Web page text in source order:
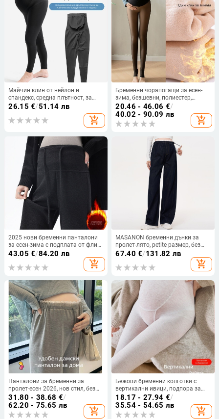
Майчин клин от нейлон и
спандекс, средна плътност, за
пълен срок, стегнат силует
26.15 €/51.14 лв
add_shopping_cart
Бременни чорапогащи за есен-
зима, безшевни, полиестер,
плътни, висока еластичност
20.46 - 46.06 €/
40.02 - 90.09 лв
add_shopping_cart
2025 нови бременни панталони
за есен-зима с подплата от флис,
леко разкроени, универсални
дълги панталони за дребнички
майки, 9/10 дължина
43.05 €/84.20 лв
add_shopping_cart
MASANON бременни дънки за
пролет-лято, petite размер, без
коремен панел, широки крачоли,
67.40 €/131.82 лв
add_shopping_cart
Панталони за бременни за
пролет-есен 2026, нов стил, без
стягане около корема, малък
размер, дантелена връзка,
широки крачоли
31.80 - 38.68 €/
62.20 - 75.65 лв
add_shopping_cart
Бежови бременни колготки с
вертикални ивици, подпора за
корема, дебели за зимата, плюс
размер
18.17 - 27.94 €/
35.54 - 54.65 лв
add_shopping_cart